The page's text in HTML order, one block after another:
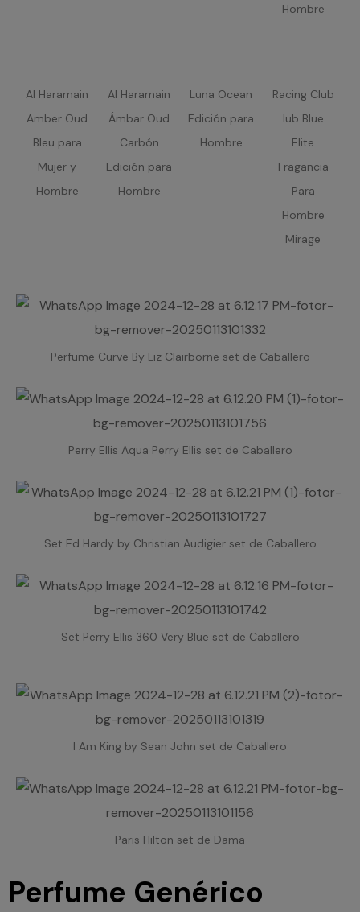
Hombre
Al Haramain
Amber Oud
Bleu para
Mujer y
Hombre
Al Haramain
Ámbar Oud
Carbón
Edición para
Hombre
Luna Ocean
Edición para
Hombre
Racing Club
lub Blue
Elite
Fragancia
Para
Hombre
Mirage
Perfume Curve By Liz Clairborne set de Caballero
Perry Ellis Aqua Perry Ellis set de Caballero
Set Ed Hardy by Christian Audigier set de Caballero
Set Perry Ellis 360 Very Blue set de Caballero
I Am King by Sean John set de Caballero
Paris Hilton set de Dama
Perfume Genérico